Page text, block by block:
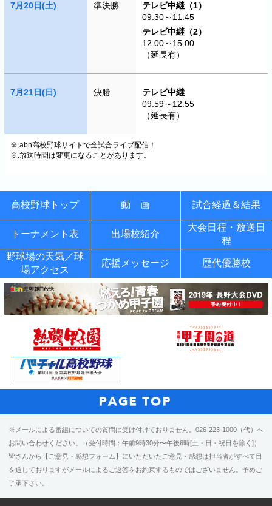
7月20日(土) 準決勝
テレビ中継（1）
09:30～11:45
テレビ中継（2）
12:00～15:00
（延長有）
7月21日(日) 決勝
テレビ中継
09:59～12:55
（延長有）
※.abn高校野球サイトで全試合ライブ配信！
※.放送時間は変更になることがあります。
高校野球トップ 動 画 試合経過＆結果
トーナメント表 出場校紹介
大会日程・放送日
程
野球場の天気／球
場アクセス
応援メッセージ 歴代優勝校
※メールによる番組についての質問は受け付けておりません。026-223-1000（代）へ
お問い合わせください。（受付時間：午前9時30分〜午後6時[土・日・祝日を除く]）
皆さんから【ご意見・感想フォーム】にいただいたご意見・感想は担当者がすべて目
を通しておりますがメールによるご返答をお約束するものではございません。予めご
了承下さい。